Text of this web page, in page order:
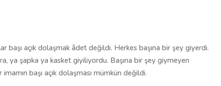
başı açık dolaşmak âdet değildi. Herkes başına bir şey giyerdi.
ya şapka ya kasket giyiliyordu. Başına bir şey giymeyen
başı açık dolaşması mümkün değildi.